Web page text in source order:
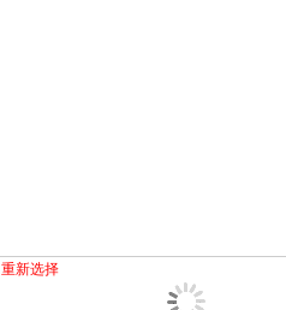
重新选择